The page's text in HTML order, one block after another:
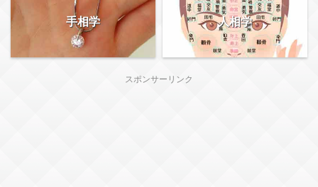
手相学 人相学
スポンサーリンク